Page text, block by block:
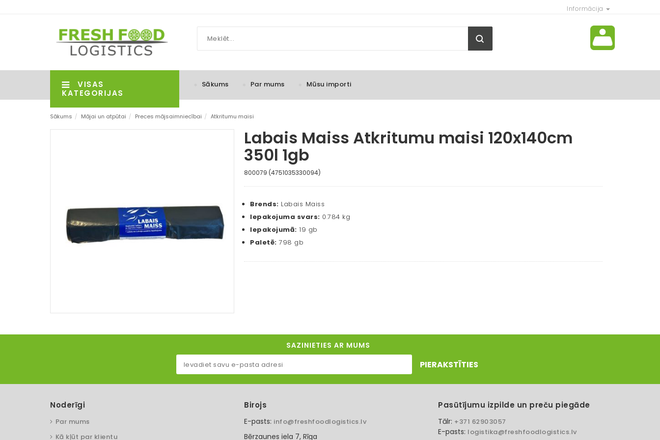
Informācija
VISAS
KATEGORIJAS
Sākums Par mums Mūsu importi
Sākums / Mājai un atpūtai / Preces mājsaimniecībai / Atkritumu maisi
Labais Maiss Atkritumu maisi 120x140cm
350l 1gb
800079 (4751035330094)
Brends: Labais Maiss
Iepakojuma svars: 0.784 kg
Iepakojumā: 19 gb
Paletē: 798 gb
SAZINIETIES AR MUMS
PIERAKSTĪTIES
Noderīgi
Par mums
Kā kļūt par klientu
Birojs
E-pasts: info@freshfoodlogistics.lv
Bērzaunes iela 7, Rīga
Pasūtījumu izpilde un preču piegāde
Tālr: +371 62903057
E-pasts: logistika@freshfoodlogistics.lv